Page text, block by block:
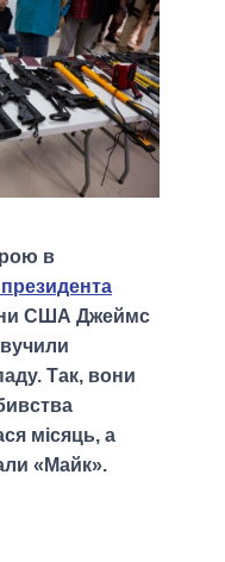
в
США Джеймс
Так, вони
місяць, а
«Майк».